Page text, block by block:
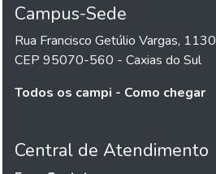
Campus-Sede
Rua Francisco Getúlio Vargas, 1130
CEP 95070-560 - Caxias do Sul
Todos os campi - Como chegar
Central de Atendimento